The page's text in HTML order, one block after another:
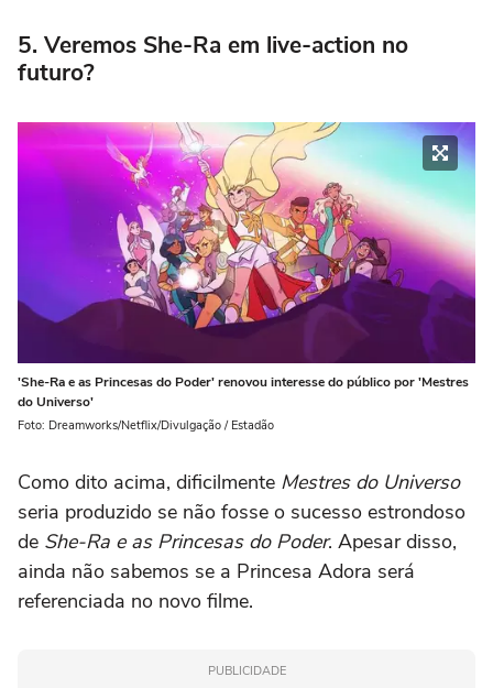
5. Veremos She-Ra em live-action no
futuro?
'She-Ra e as Princesas do Poder' renovou interesse do público por 'Mestres
do Universo'
Foto: Dreamworks/Netflix/Divulgação / Estadão
Como dito acima, dificilmente Mestres do Universo
seria produzido se não fosse o sucesso estrondoso
de She-Ra e as Princesas do Poder. Apesar disso,
ainda não sabemos se a Princesa Adora será
referenciada no novo filme.
PUBLICIDADE